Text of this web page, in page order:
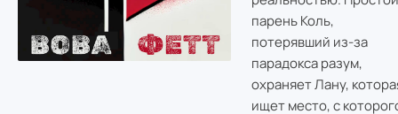
парень Коль,
потерявший из-за
парадокса разум,
охраняет Лану,
ищет место, с